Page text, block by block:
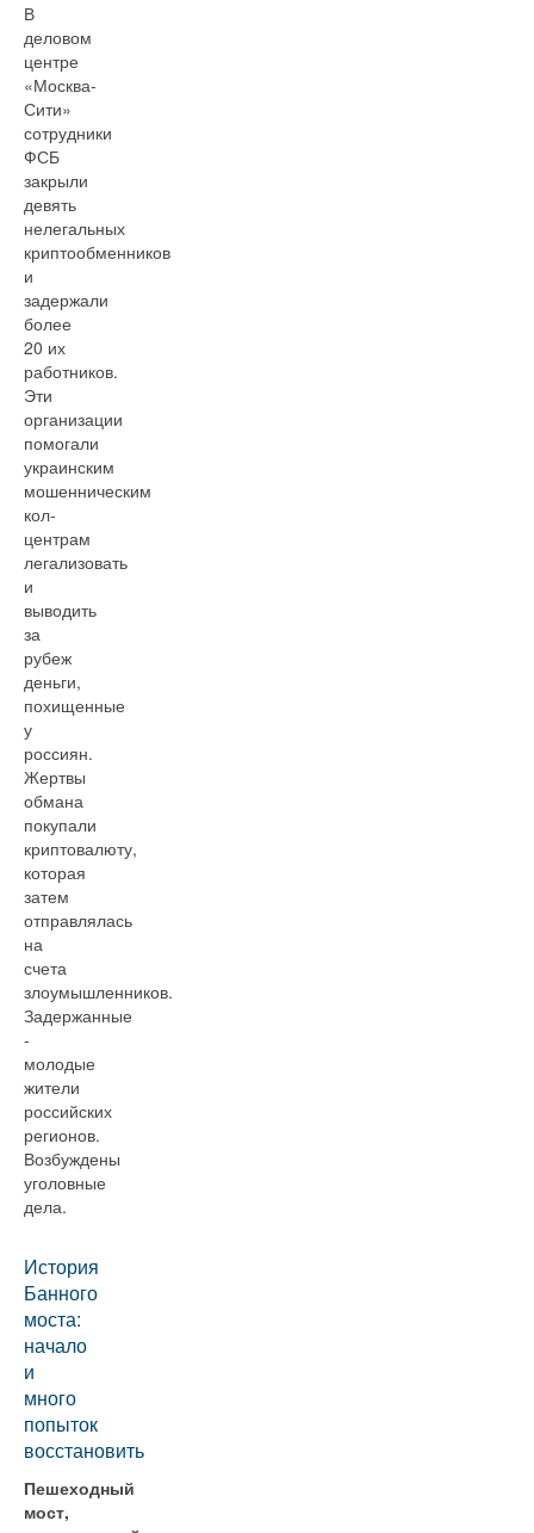
В
деловом
центре
«Москва-
Сити»
сотрудники
ФСБ
закрыли
девять
нелегальных
криптообменников
и
задержали
более
20 их
работников.
Эти
организации
помогали
украинским
мошенническим
кол-
центрам
легализовать
и
выводить
за
рубеж
деньги,
похищенные
у
россиян.
Жертвы
обмана
покупали
криптовалюту,
которая
затем
отправлялась
на
счета
злоумышленников.
Задержанные
-
молодые
жители
российских
регионов.
Возбуждены
уголовные
дела.
История
Банного
моста:
начало
и
много
попыток
восстановить
Пешеходный
мост,